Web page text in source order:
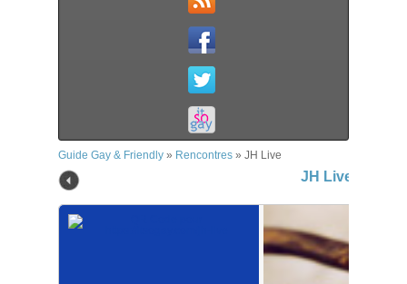
Guide Gay & Friendly » Rencontres » JH Live
JH Live